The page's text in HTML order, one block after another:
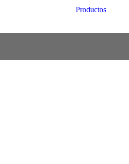
Productos